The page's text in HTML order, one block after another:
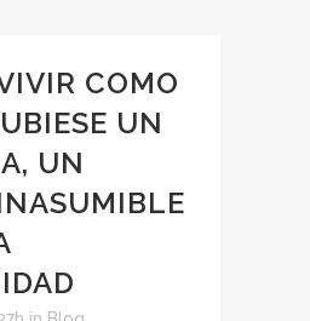
COMO
UN
UN